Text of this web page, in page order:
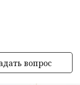
вопрос